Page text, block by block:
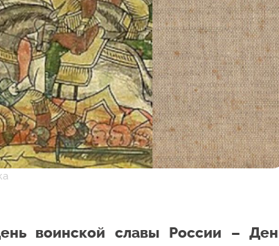
воинской славы России –